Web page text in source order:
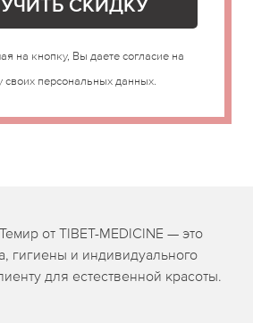
на кнопку, Вы даете согласие на
своих персональных данных.
от TIBET-MEDICINE — это
гигиены и индивидуального
для естественной красоты.